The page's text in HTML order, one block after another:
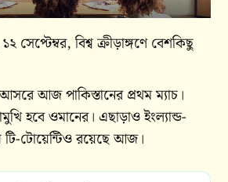
বিশ্ব ক্রীড়াঙ্গণে বেশকিছু
আজ পাকিস্তানের প্রথম ম্যাচ।
হবে ওমানের। এছাড়াও ইংল্যান্ড-
টি-টোয়েন্টিও রয়েছে আজ।